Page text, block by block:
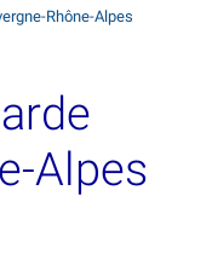
Rhône-Alpes
Alpes